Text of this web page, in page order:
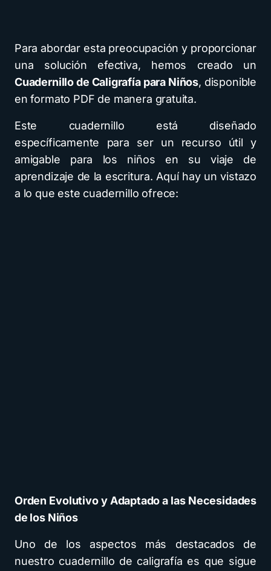
Para abordar esta preocupación y proporcionar
una solución efectiva, hemos creado un
Cuadernillo de Caligrafía para Niños, disponible
en formato PDF de manera gratuita.
Este cuadernillo está diseñado
específicamente para ser un recurso útil y
amigable para los niños en su viaje de
aprendizaje de la escritura. Aquí hay un vistazo
a lo que este cuadernillo ofrece:
Orden Evolutivo y Adaptado a las Necesidades
de los Niños
Uno de los aspectos más destacados de
nuestro cuadernillo de caligrafía es que sigue